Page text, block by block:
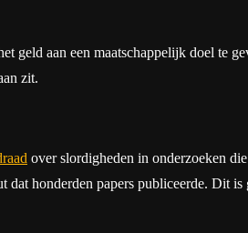
geld aan een maatschappelijk doel te
zit.
over slordigheden in onderzoeken
honderden papers publiceerde. Dit